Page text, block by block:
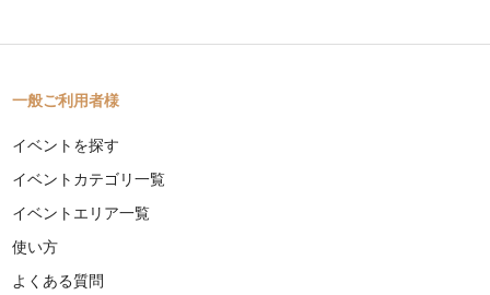
一般ご利用者様
イベントを探す
イベントカテゴリ一覧
イベントエリア一覧
使い方
よくある質問